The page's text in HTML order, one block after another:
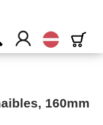
Latvijas
160mm